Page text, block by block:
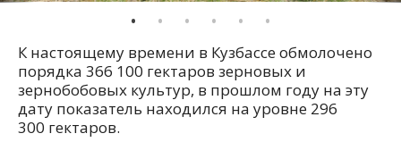
К настоящему времени в Кузбассе обмолочено
порядка 366 100 гектаров зерновых и
зернобобовых культур, в прошлом году на эту
дату показатель находился на уровне 296
300 гектаров.